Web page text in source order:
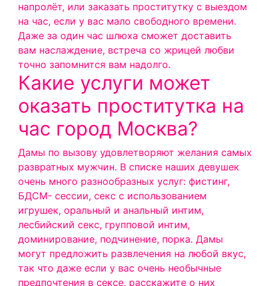
напролёт, или заказать проститутку с выездом
на час, если у вас мало свободного времени.
Даже за один час шлюха сможет доставить
вам наслаждение, встреча со жрицей любви
точно запомнится вам надолго.
Какие услуги может
оказать проститутка на
час город Москва?
Дамы по вызову удовлетворяют желания самых
развратных мужчин. В списке наших девушек
очень много разнообразных услуг: фистинг,
БДСМ- сессии, секс с использованием
игрушек, оральный и анальный интим,
лесбийский секс, групповой интим,
доминирование, подчинение, порка. Дамы
могут предложить развлечения на любой вкус,
так что даже если у вас очень необычные
предпочтения в сексе, расскажите о них